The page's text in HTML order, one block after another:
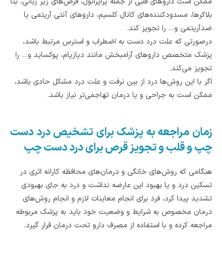
بلاکرها، مسدودکننده‌های کانال کلسیم، داروهای آنتی آریتمی یا
ضدآریتمی و... را تجویز کند.
درصورتی که علت درد دست به اضطراب و استرس مرتبط باشد،
پزشک متخصص داروهای آرامبخش مانند دیازپام، پوکساید و... را
تجویز می‌کند.
اگر با این روش‌ها درد از بین نرفت و علت درد مشکل حادی باشد،
ممکن است به جراحی و یا درمان تهاجمی‌تر نیاز باشد.
زمان مراجعه به پزشک برای تشخیص درد دست
چپ و قلب و تجویز قرص برای درد دست چپ
هنگامی که روش‌های خانگی و درمان‌های محافظه کارانه اثری در
تسکین درد و یا بهبود این عارضه نداشت و درد به جای بهبودی
تشدید پیدا کرد، فرد برای انجام معاینات لازم و انجام روش‌های
درمان مخصوص به شرایط و وضعیت خود باید به پزشک مربوطه
مراجعه کرده و با استفاده از مصرف دارو تحت درمان قرار گیرد.